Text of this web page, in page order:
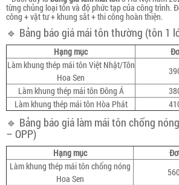
từng chủng loại tôn và độ phức tạp của công trình.
công + vật tư + khung sắt + thi công hoàn thiện.
🔹 Bảng báo giá mái tôn thường (tôn 1
Hạng mục
Làm khung thép mái tôn Việt Nhật/Tôn
Hoa Sen
Làm khung thép mái tôn Đông Á
Làm khung thép mái tôn Hòa Phát
🔹 Bảng báo giá làm mái tôn chống
– OPP)
Hạng mục
Làm khung thép mái tôn chống nóng
Hoa Sen